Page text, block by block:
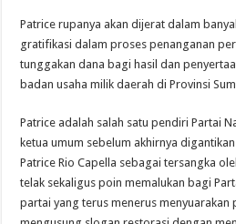
Patrice rupanya akan dijerat dalam
gratifikasi dalam proses penanganan
tunggakan dana bagi hasil dan
badan usaha milik daerah di Provinsi
Patrice adalah salah satu pendiri Partai
ketua umum sebelum akhirnya
Patrice Rio Capella sebagai tersangka
telak sekaligus poin memalukan bagi
partai yang terus menerus